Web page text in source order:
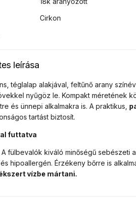
leírása
téglalap alakjával, feltűnő arany
nyűgöz le. Kompakt méretének
és ünnepi alkalmakra is. A praktikus,
tartást biztosít.
futtatva
A fülbevalók kiváló minőségű sebészeti
hipoallergén. Érzékeny bőrre is
vízbe mártani.
Cirkon